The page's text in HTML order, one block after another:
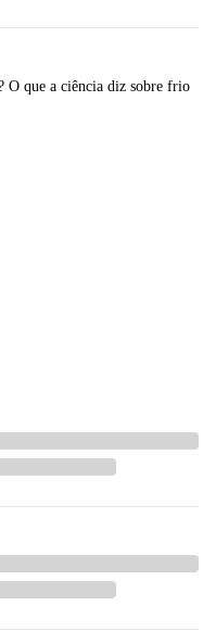
O que a ciência diz sobre frio